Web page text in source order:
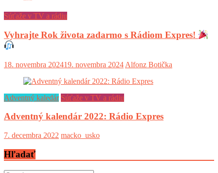
Súťaže v TV a rádiu
Vyhrajte Rok života zadarmo s Rádiom Expres!
18. novembra 202419. novembra 2024 Alfonz Botička
Adventný kaledár Súťaže v TV a rádiu
Adventný kalendár 2022: Rádio Expres
7. decembra 2022 macko_usko
Hľadať